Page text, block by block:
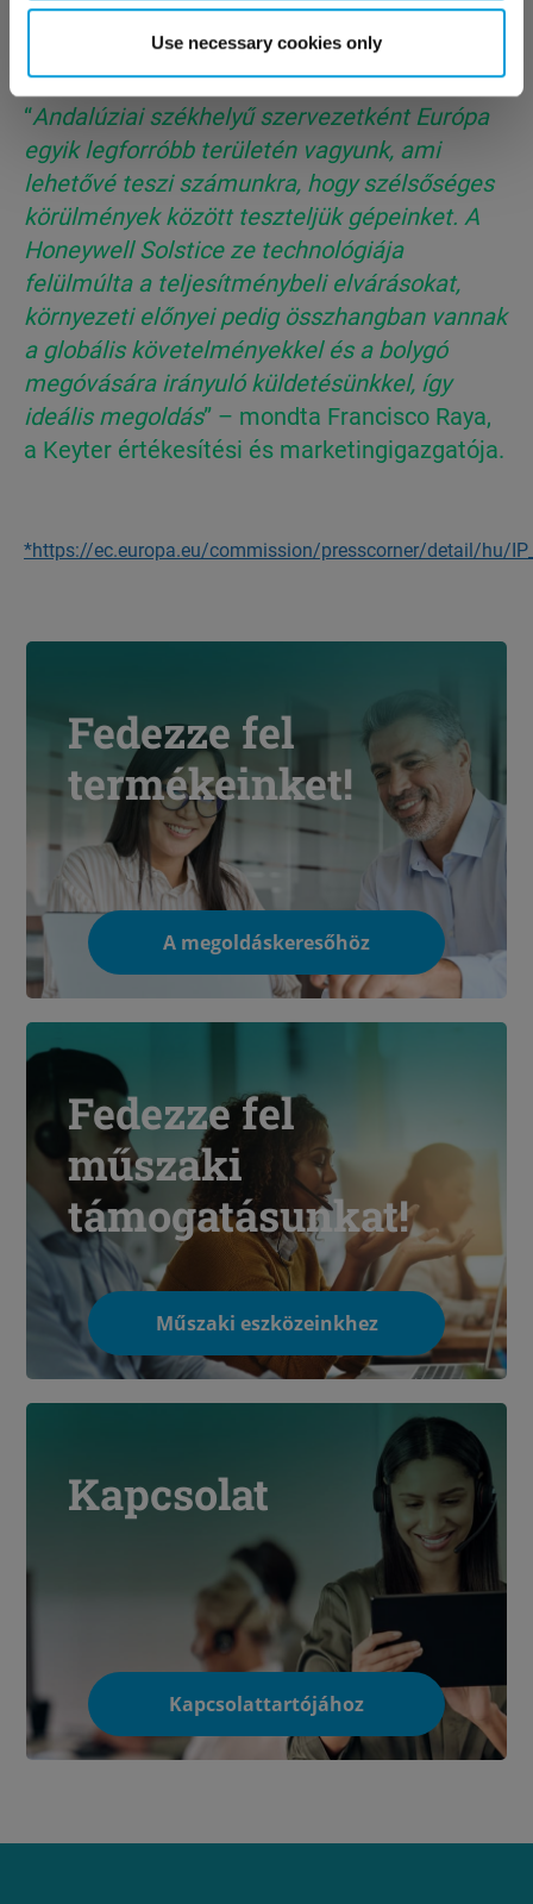
Use necessary cookies only
előállításához.
“Andalúziai székhelyű szervezetként Európa
egyik legforróbb területén vagyunk, ami
lehetővé teszi számunkra, hogy szélsőséges
körülmények között teszteljük gépeinket. A
Honeywell Solstice ze technológiája
felülmúlta a teljesítménybeli elvárásokat,
környezeti előnyei pedig összhangban vannak
a globális követelményekkel és a bolygó
megóvására irányuló küldetésünkkel, így
ideális megoldás” – mondta Francisco Raya,
a Keyter értékesítési és marketingigazgatója.
*https://ec.europa.eu/commission/presscorner/detail/hu/
Fedezze fel
termékeinket!
A megoldáskeresőhöz
Fedezze fel
műszaki
támogatásunkat!
Műszaki eszközeinkhez
Kapcsolat
Kapcsolattartójához